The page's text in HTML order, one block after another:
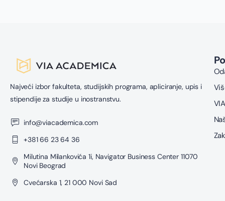
Najveći izbor fakulteta, studijskih programa, apliciranje, upis i
stipendije za studije u inostranstvu.
info@viacademica.com
+381 66 23 64 36
Milutina Milankovića 1i, Navigator Business Center 11070
Novi Beograd
Cvećarska 1, 21 000 Novi Sad